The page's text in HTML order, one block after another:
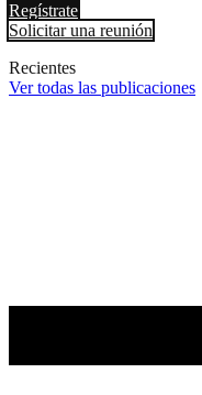
Regístrate
Solicitar una reunión
Recientes
Ver todas las publicaciones